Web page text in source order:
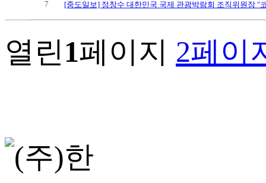
7 [중도일보] 정창수 대한민국 국제 관광박람회 조직위원장 "
열린1페이지 2페이